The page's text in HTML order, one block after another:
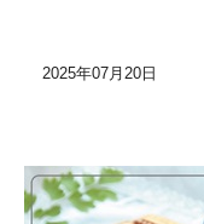
2025年07月20日